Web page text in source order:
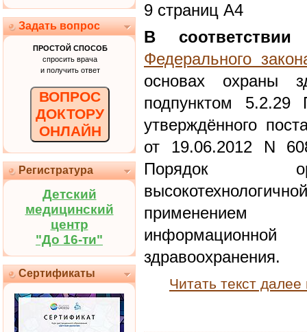
Задать вопрос
ПРОСТОЙ СПОСОБ
спросить врача
и получить ответ
ВОПРОС
ДОКТОРУ
ОНЛАЙН
Регистратура
Детский
медицинский
центр
"До 16-ти"
Сертификаты
9 страниц А4
В соответствии
Федерального
основах охраны
подпунктом
утверждённого
от 19.06.2012 N
Порядок
применением
здравоохранения.
Читать текст